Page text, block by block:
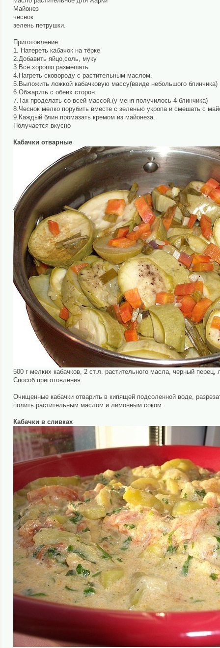
Майонез
чеснок
зелень петрушки.
Приготовление:
1. Натереть кабачок на тёрке
2.Добавить яйцо,соль, муку
3.Всё хорошо размешать
4.Нагреть сковороду с растительным маслом.
5.Выложить ложкой кабачковую массу(ввиде небольшого блинчика)
6.Обжарить с обеих сторон.
7.Так проделать со всей массой.(у меня получилось 4 блинчика)
8.Чеснок мелко порубить вместе с зеленью укропа и смешать с
9.Каждый блин промазать кремом из майонеза.
Получается вкусно
Кабачки отварные
500 г мелких кабачков, 2 ст.л. растительного масла, черный перец,
Способ приготовления:
Очищенные кабачки отварить в кипящей подсоленной воде,
полить растительным маслом и лимонным соком.
Кабачки в сливках